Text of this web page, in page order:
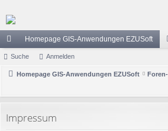
ch
ne
Homepage GIS-Anwendungen EZUSoft
Suche Anmelden
Homepage GIS-Anwendungen EZUSoft
Impressum